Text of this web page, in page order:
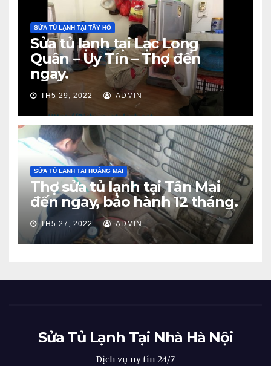
SỬA TỦ LẠNH TẠI TÂY HỒ
Sửa tủ lạnh tại Lạc Long
Quân – Uy Tín – Thợ đến
ngay.
TH5 29, 2022 ADMIN
SỬA TỦ LẠNH TẠI HOÀNG MAI
Thợ sửa tủ lạnh tại Tân Mai
đến ngay, bảo hành 12 tháng.
TH5 27, 2022 ADMIN
Sửa Tủ Lạnh Tại Nhà Hà Nội
Dịch vụ uy tín 24/7